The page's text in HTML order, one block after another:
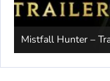
Mistfall Hunter –